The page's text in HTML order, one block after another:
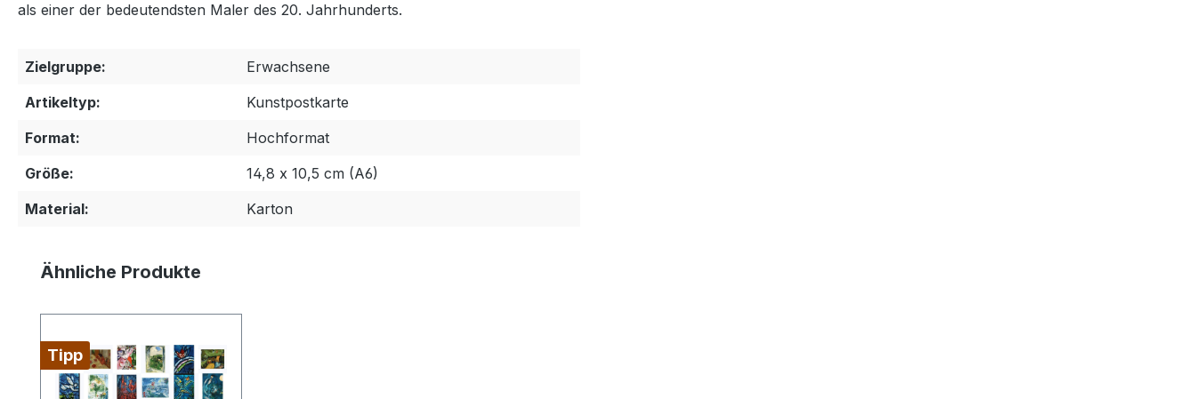
als einer der bedeutendsten Maler des 20. Jahrhunderts.
Zielgruppe:
Erwachsene
Artikeltyp:
Kunstpostkarte
Format:
Hochformat
Größe:
14,8 x 10,5 cm (A6)
Material:
Karton
Produktgalerie überspringen
Ähnliche Produkte
Tipp